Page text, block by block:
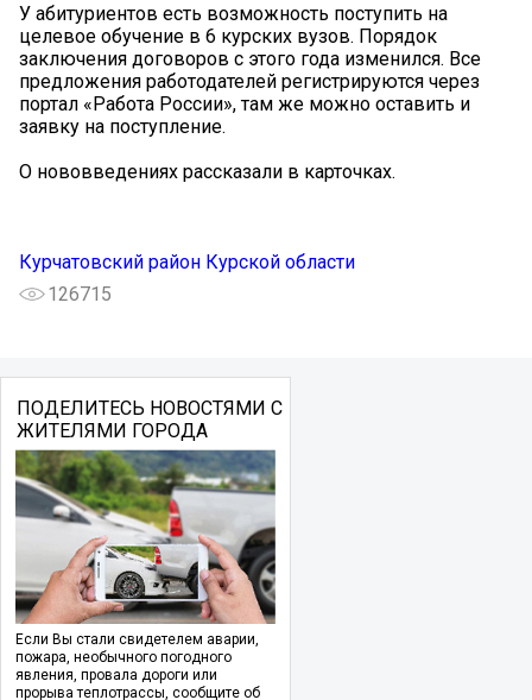
У абитуриентов есть возможность поступить на
целевое обучение в 6 курских вузов. Порядок
заключения договоров с этого года изменился. Все
предложения работодателей регистрируются через
портал «Работа России», там же можно оставить и
заявку на поступление.
О нововведениях рассказали в карточках.
Курчатовский район Курской области
126715
ПОДЕЛИТЕСЬ НОВОСТЯМИ С
ЖИТЕЛЯМИ ГОРОДА
Если Вы стали свидетелем аварии,
пожара, необычного погодного
явления, провала дороги или
прорыва теплотрассы, сообщите об